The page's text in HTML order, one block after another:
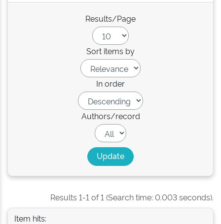
Results/Page
Sort items by
In order
Authors/record
Results 1-1 of 1 (Search time: 0.003 seconds).
Item hits: